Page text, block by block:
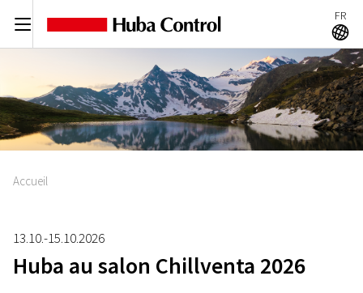
C FR
A
Accueil
13.10.-15.10.2026
Huba au salon Chillventa 2026